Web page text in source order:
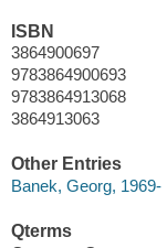
ISBN
3864900697
9783864900693
9783864913068
3864913063
Other Entries
Banek, Georg, 1969-
Qterms